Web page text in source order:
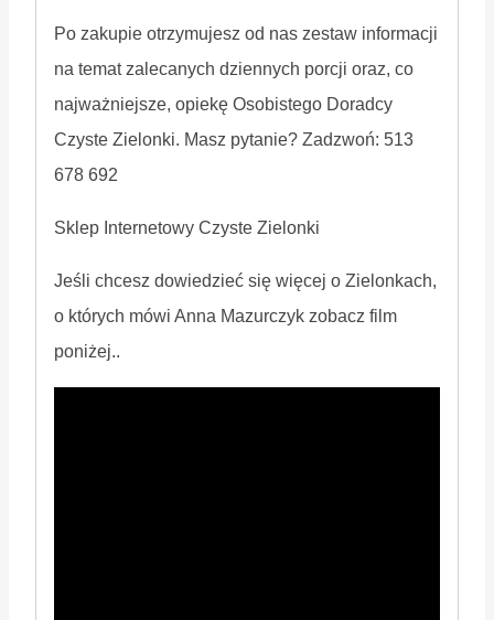
Po zakupie otrzymujesz od nas zestaw informacji
na temat zalecanych dziennych porcji oraz, co
najważniejsze, opiekę Osobistego Doradcy
Czyste Zielonki. Masz pytanie? Zadzwoń: 513
678 692
Sklep Internetowy Czyste Zielonki
Jeśli chcesz dowiedzieć się więcej o Zielonkach,
o których mówi Anna Mazurczyk zobacz film
poniżej..